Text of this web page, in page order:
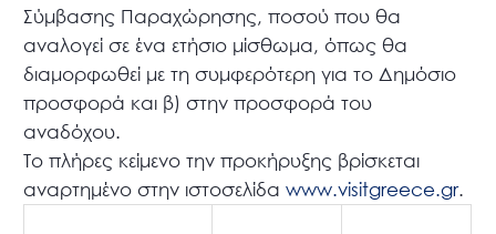
Σύμβασης Παραχώρησης, ποσού που θα
αναλογεί σε ένα ετήσιο μίσθωμα, όπως θα
διαμορφωθεί με τη συμφερότερη για το Δημόσιο
προσφορά και β) στην προσφορά του
αναδόχου.
Το πλήρες κείμενο την προκήρυξης βρίσκεται
αναρτημένο στην ιστοσελίδαwww.visitgreece.gr.